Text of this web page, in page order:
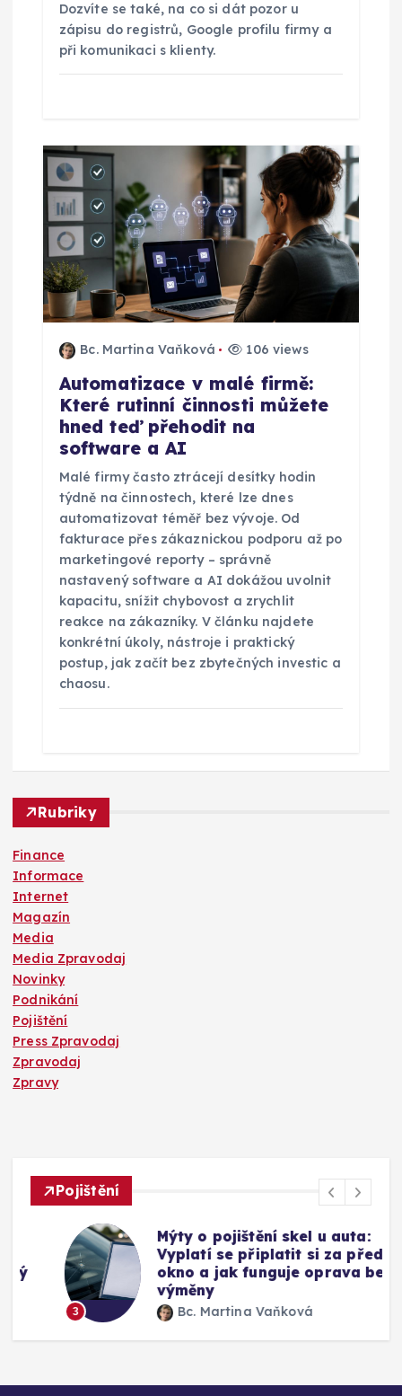
Dozvíte se také, na co si dát pozor u
zápisu do registrů, Google profilu firmy a
při komunikaci s klienty.
Bc. Martina Vaňková 106 views
Automatizace v malé firmě:
Které rutinní činnosti můžete
hned teď přehodit na
software a AI
Malé firmy často ztrácejí desítky hodin
týdně na činnostech, které lze dnes
automatizovat téměř bez vývoje. Od
fakturace přes zákaznickou podporu až po
marketingové reporty – správně
nastavený software a AI dokážou uvolnit
kapacitu, snížit chybovost a zrychlit
reakce na zákazníky. V článku najdete
konkrétní úkoly, nástroje i praktický
postup, jak začít bez zbytečných investic a
chaosu.
Rubriky
Finance
Informace
Internet
Magazín
Media
Media Zpravodaj
Novinky
Podnikání
Pojištění
Press Zpravodaj
Zpravodaj
Zpravy
Pojištění
Mýty o pojištění skel u auta:
Vyplatí se připlatit si za přední
okno a jak funguje oprava bez
výměny
Bc. Martina Vaňková